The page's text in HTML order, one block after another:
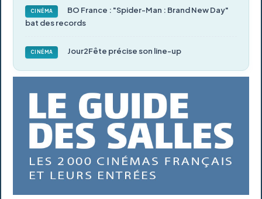
CINÉMA
BO France : "Spider-Man : Brand New Day"
bat des records
CINÉMA Jour2Fête précise son line-up